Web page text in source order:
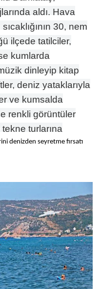
aldı. Hava
30, nem
ilçede tatilciler,
kumlarda
dinleyip kitap
deniz yataklarıyla
ve kumsalda
renkli görüntüler
turlarına
denizden seyretme fırsatı